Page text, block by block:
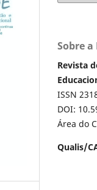
Sobre a
Revista
ISSN
DOI:
Área do
Qualis/